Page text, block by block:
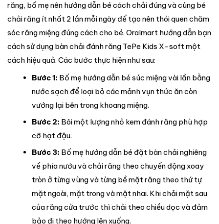
răng, bố mẹ nên hướng dẫn bé cách chải đúng và cùng bé
chải răng ít nhất 2 lần mỗi ngày để tạo nên thói quen chăm
sóc răng miệng đúng cách cho bé. Oralmart hướng dẫn bạn
cách sử dụng bàn chải đánh răng TePe Kids X-soft một
cách hiệu quả. Các bước thực hiện như sau:
Bước 1: Bố mẹ hướng dẫn bé súc miệng vài lần bằng
nước sạch để loại bỏ các mảnh vụn thức ăn còn
vướng lại bên trong khoang miệng.
Bước 2: Bôi một lượng nhỏ kem đánh răng phù hợp
cỡ hạt đậu.
Bước 3: Bố mẹ hướng dẫn bé đặt bàn chải nghiêng
về phía nướu và chải răng theo chuyển động xoay
tròn ở từng vùng và từng bề mặt răng theo thứ tự
mặt ngoài, mặt trong và mặt nhai. Khi chải mặt sau
của răng cửa trước thì chải theo chiều dọc và đảm
bảo đi theo hướng lên xuống.